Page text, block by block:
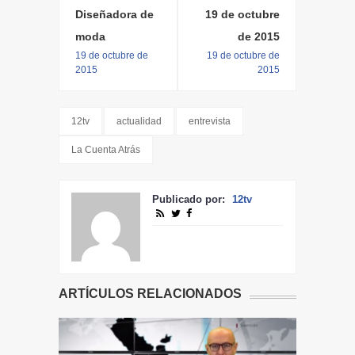
Diseñadora de
moda
19 de octubre de
2015
19 de octubre
de 2015
19 de octubre de
2015
12tv actualidad entrevista
La Cuenta Atrás
Publicado por: 12tv
ARTÍCULOS RELACIONADOS